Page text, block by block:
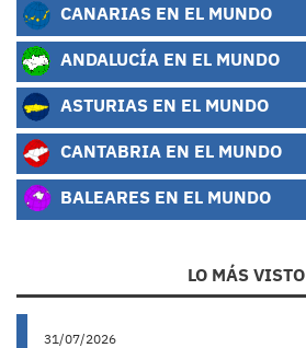
CANARIAS EN EL MUNDO
ANDALUCÍA EN EL MUNDO
ASTURIAS EN EL MUNDO
CANTABRIA EN EL MUNDO
BALEARES EN EL MUNDO
LO MÁS VISTO
31/07/2026